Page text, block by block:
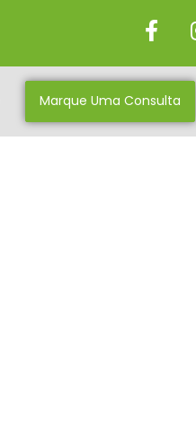
Marque Uma Consulta